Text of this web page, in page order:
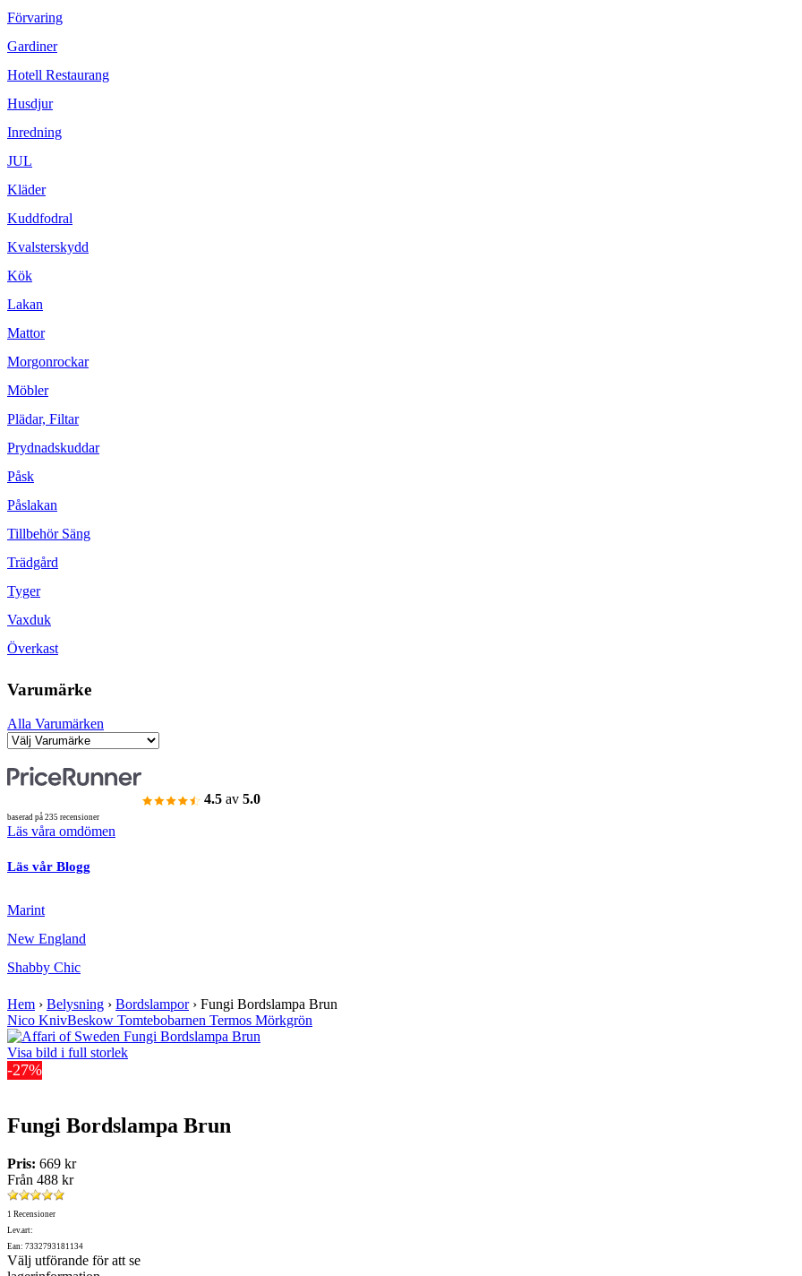
Förvaring
Gardiner
Hotell Restaurang
Husdjur
Inredning
JUL
Kläder
Kuddfodral
Kvalsterskydd
Kök
Lakan
Mattor
Morgonrockar
Möbler
Plädar, Filtar
Prydnadskuddar
Påsk
Påslakan
Tillbehör Säng
Trädgård
Tyger
Vaxduk
Överkast
Varumärke
Alla Varumärken
4.5 av 5.0
baserad på 235 recensioner
Läs våra omdömen
Läs vår Blogg
Marint
New England
Shabby Chic
Hem › Belysning › Bordslampor› Fungi Bordslampa Brun
Nico KnivBeskow Tomtebobarnen Termos Mörkgrön
Visa bild i full storlek
-27%
Fungi Bordslampa Brun
Pris: 669 kr
Från 488 kr
1 Recensioner
Lev.art:
Ean: 7332793181134
Välj utförande för att se